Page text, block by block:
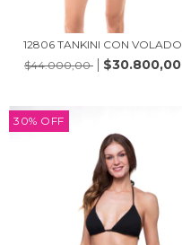
12806 TANKINI CON VOLADO
$44.000,00
$30.800,00
30% OFF